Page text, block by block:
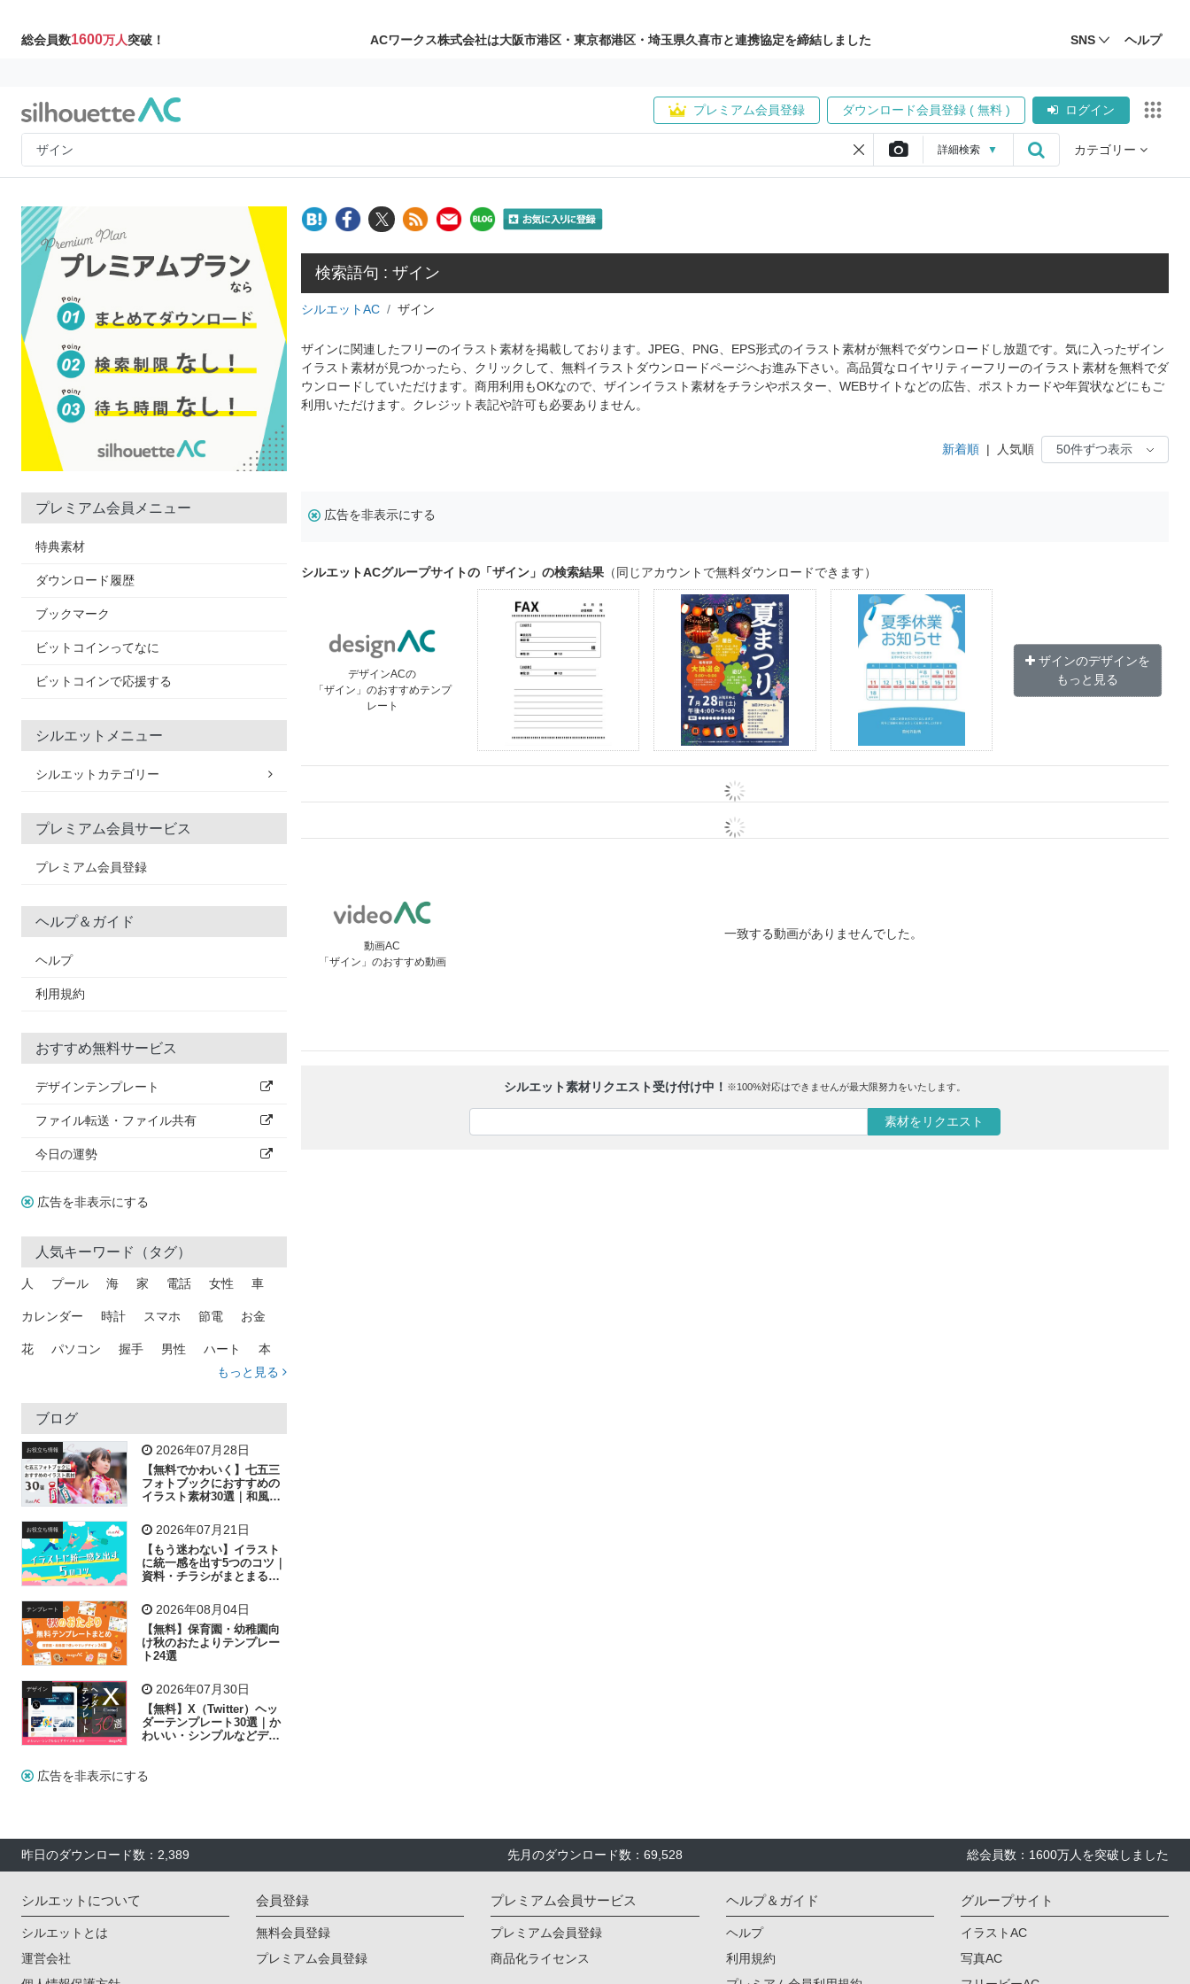
総会員数1600万人突破！ ACワークス株式会社は大阪市港区・東京都港区・埼玉県久喜市と連携協定を締結しました SNS ヘルプ
プレミアム会員登録 ダウンロード会員登録 ( 無料 ) ログイン
詳細検索 ▼ カテゴリー
プレミアム会員メニュー
特典素材
ダウンロード履歴
ブックマーク
ビットコインってなに
ビットコインで応援する
シルエットメニュー
シルエットカテゴリー
プレミアム会員サービス
プレミアム会員登録
ヘルプ＆ガイド
ヘルプ
利用規約
おすすめ無料サービス
デザインテンプレート
ファイル転送・ファイル共有
今日の運勢
広告を非表示にする
人気キーワード（タグ）
人 プール 海 家 電話 女性 車
カレンダー 時計 スマホ 節電 お金
花 パソコン 握手 男性 ハート 本
トラック 木
吹き出し
飛行機 グラフ ビル 魚 家族 書類
歩く 工場 会社 太陽 キラキラ
子供 作業員 相談 ピクトグラム
もっと見る
ブログ
お役立ち情報 2026年07月28日
【無料でかわいく】七五三
フォトブックにおすすめの
イラスト素材30選｜和風の
お役立ち情報 2026年07月21日
【もう迷わない】イラスト
に統一感を出す5つのコツ｜
資料・チラシがまとまるフ
テンプレート 2026年08月04日
【無料】保育園・幼稚園向
け秋のおたよりテンプレー
ト24選
デザイン 2026年07月30日
【無料】X（Twitter）ヘッ
ダーテンプレート30選｜か
わいい・シンプルなどデザ
広告を非表示にする
検索語句 : ザイン
シルエットAC ザイン
ザインに関連したフリーのイラスト素材を掲載しております。JPEG、PNG、EPS形式のイラスト素材が無料でダウンロードし放題です。気に入ったザイン
イラスト素材が見つかったら、クリックして、無料イラストダウンロードページへお進み下さい。高品質なロイヤリティーフリーのイラスト素材を無料でダ
ウンロードしていただけます。商用利用もOKなので、ザインイラスト素材をチラシやポスター、WEBサイトなどの広告、ポストカードや年賀状などにもご
利用いただけます。クレジット表記や許可も必要ありません。
新着順 | 人気順
広告を非表示にする
シルエットACグループサイトの「ザイン」の検索結果 （同じアカウントで無料ダウンロードできます）
デザインACの
「ザイン」のおすすめテンプ
レート
ザインのデザインを
もっと見る
動画AC
「ザイン」のおすすめ動画
一致する動画がありませんでした。
シルエット素材リクエスト受け付け中！ ※100%対応はできませんが最大限努力をいたします。
素材をリクエスト
昨日のダウンロード数：2,389 先月のダウンロード数：69,528 総会員数：1600万人を突破しました
シルエットについて
シルエットとは
運営会社
会員登録
無料会員登録
プレミアム会員登録
プレミアム会員サービス
プレミアム会員登録
商品化ライセンス
ヘルプ＆ガイド
ヘルプ
利用規約
グループサイト
イラストAC
写真AC